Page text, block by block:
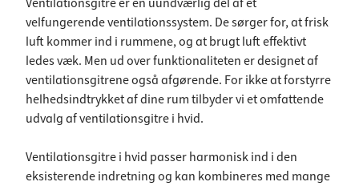
velfungerende ventilationssystem. De sørger for, at frisk
luft kommer ind i rummene, og at brugt luft effektivt
ledes væk. Men ud over funktionaliteten er designet af
ventilationsgitrene også afgørende. For ikke at forstyrre
helhedsindtrykket af dine rum tilbyder vi et omfattende
udvalg af ventilationsgitre i hvid.
Ventilationsgitre i hvid passer harmonisk ind i den
eksisterende indretning og kan kombineres med mange